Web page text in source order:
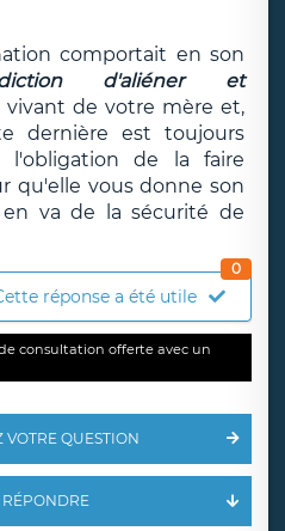
comportait en son
d'aliéner et
de votre mère et,
dernière est toujours
l'obligation de la faire
qu'elle vous donne son
va de la sécurité de
réponse a été utile
0
consultation offerte avec un
VOTRE QUESTION
RÉPONDRE